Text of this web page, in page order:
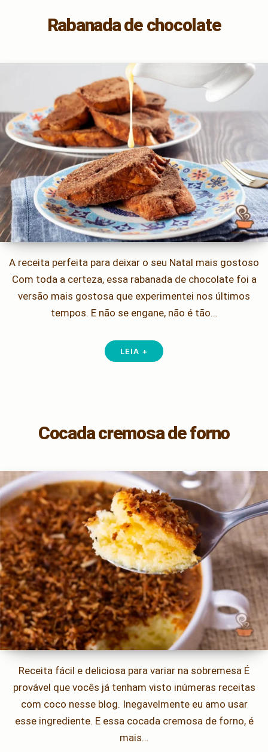
Rabanada de chocolate
A receita perfeita para deixar o seu Natal mais gostoso
Com toda a certeza, essa rabanada de chocolate foi a
versão mais gostosa que experimentei nos últimos
tempos. E não se engane, não é tão…
LEIA +
Cocada cremosa de forno
Receita fácil e deliciosa para variar na sobremesa É
provável que vocês já tenham visto inúmeras receitas
com coco nesse blog. Inegavelmente eu amo usar
esse ingrediente. E essa cocada cremosa de forno, é
mais…